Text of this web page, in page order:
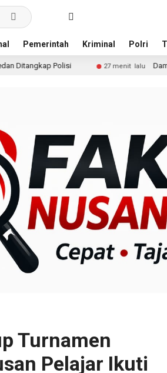
Pemerintah Kriminal Polri
27 menit lalu Damkar Pameungpeuk
Turnamen
Pelajar Ikuti